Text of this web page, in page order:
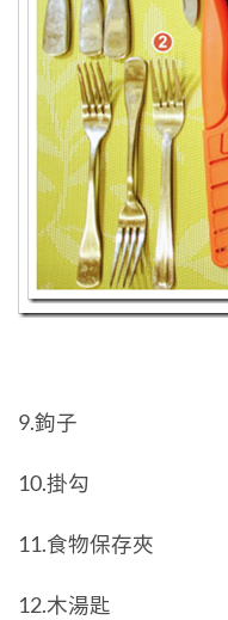
9.鉤子
10.掛勾
11.食物保存夾
12.木湯匙